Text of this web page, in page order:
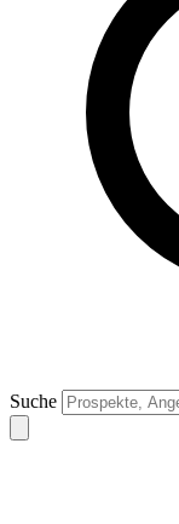
Suche